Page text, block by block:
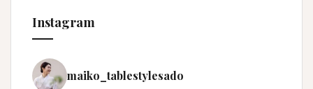
Instagram
maiko_tablestylesado